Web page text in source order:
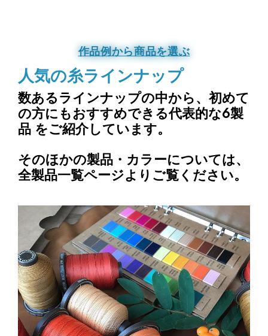
作品例から商品を選ぶ
人気の糸ラインナップ
数あるラインナップの中から、 初めて
の方にもおすすめできる代表的な6製
品 をご紹介しています。
そのほかの製品・カラーについては、
全製品一覧ページよりご覧ください。